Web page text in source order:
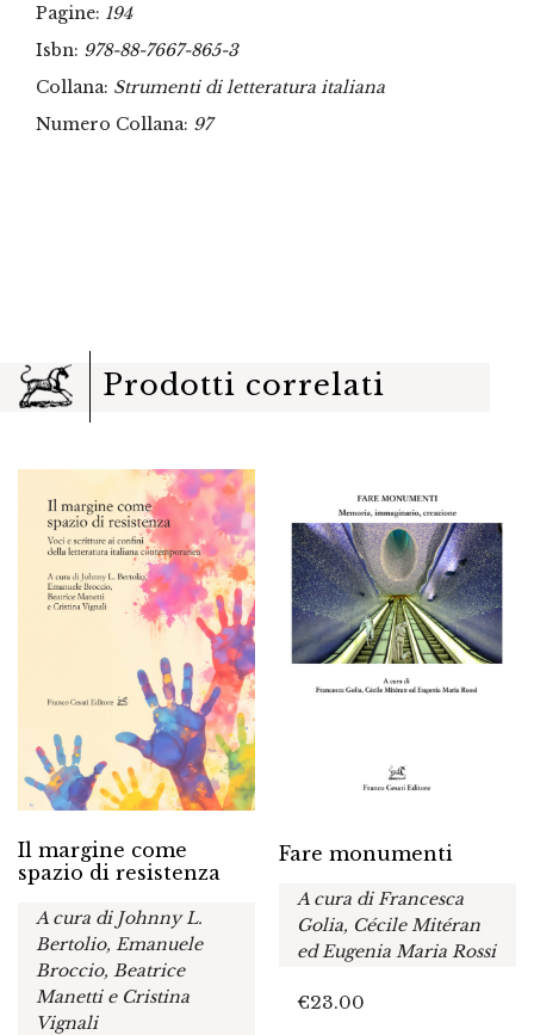
Pagine: 194
Isbn: 978-88-7667-865-3
Collana: Strumenti di letteratura italiana
Numero Collana: 97
Prodotti correlati
Il margine come
spazio di resistenza
A cura di Johnny L.
Bertolio, Emanuele
Broccio, Beatrice
Manetti e Cristina
Vignali
Fare monumenti
A cura di Francesca
Golia, Cécile Mitéran
ed Eugenia Maria Rossi
€23.00